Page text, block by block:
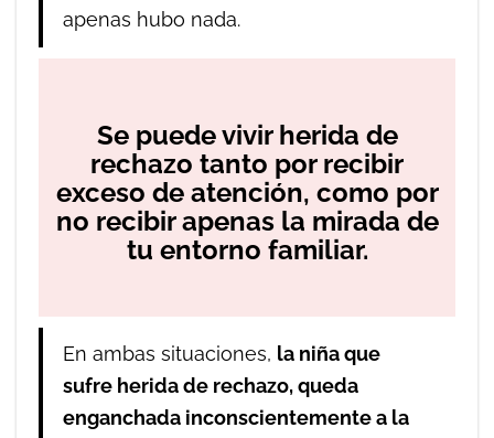
apenas hubo nada.
Se puede vivir herida de
rechazo tanto por recibir
exceso de atención, como por
no recibir apenas la mirada de
tu entorno familiar.
En ambas situaciones, la niña que
sufre herida de rechazo, queda
enganchada inconscientemente a la